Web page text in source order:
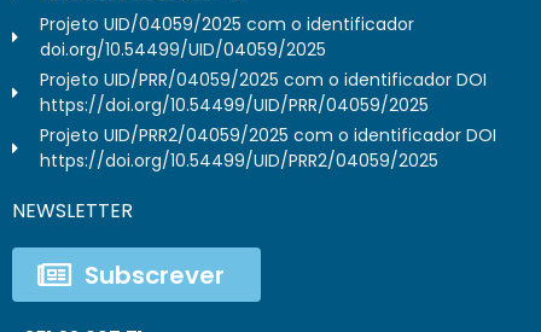
Projeto UID/04059/2025 com o identificador
doi.org/10.54499/UID/04059/2025
Projeto UID/PRR/04059/2025 com o identificador DOI
https://doi.org/10.54499/UID/PRR/04059/2025
Projeto UID/PRR2/04059/2025 com o identificador DOI
https://doi.org/10.54499/UID/PRR2/04059/2025
NEWSLETTER
Subscrever